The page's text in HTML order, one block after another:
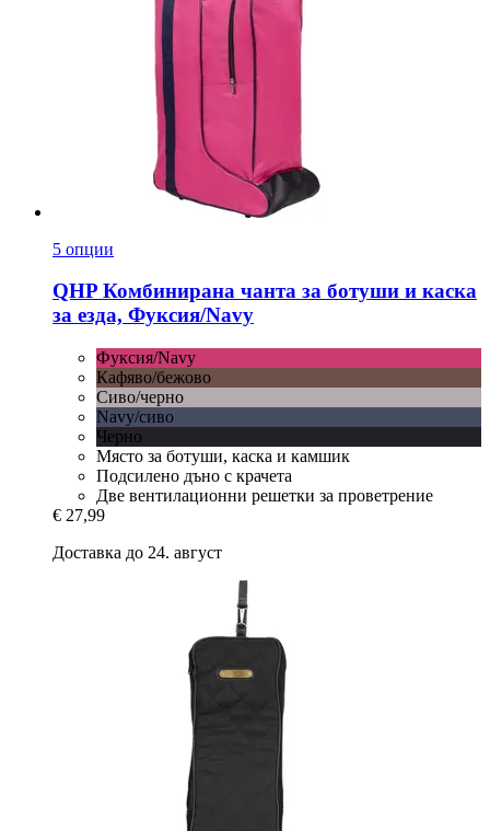
5 опции
QHP Комбинирана чанта за ботуши и каска
за езда, Фуксия/Navy
Фуксия/Navy
Кафяво/бежово
Сиво/черно
Navy/сиво
Черно
Място за ботуши, каска и камшик
Подсилено дъно с крачета
Две вентилационни решетки за проветрение
€ 27,99
Доставка до 24. август